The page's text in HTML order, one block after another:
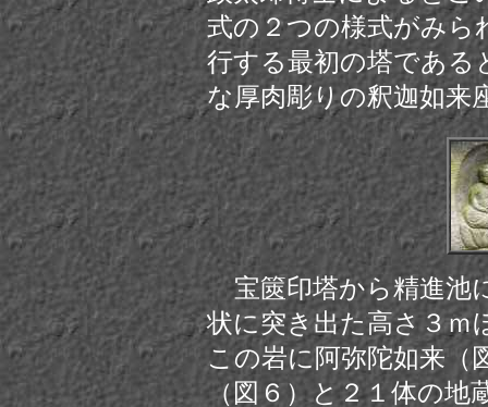
式の２つの様式がみら
行する最初の塔である
な厚肉彫りの釈迦如来
宝篋印塔から精進池
状に突き出た高さ３ｍ
この岩に阿弥陀如来（
（図６）と２１体の地